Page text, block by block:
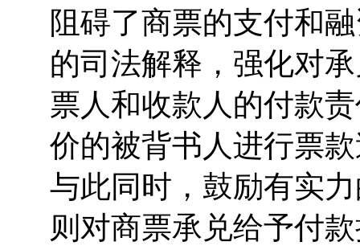
阻碍了商票的支付和
的司法解释，强化对
票人和收款人的付款
价的被背书人进行票
与此同时，鼓励有实
则对商票承兑给予付